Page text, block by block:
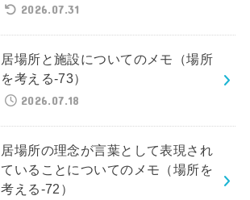
2026.07.31
居場所と施設についてのメモ（場所
を考える-73）
2026.07.18
居場所の理念が言葉として表現され
ていることについてのメモ（場所を
考える-72）